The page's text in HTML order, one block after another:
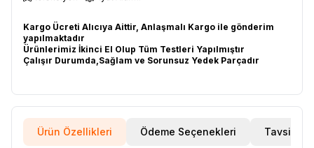
Kargo Ücreti Alıcıya Aittir, Anlaşmalı Kargo ile gönderim
yapılmaktadır
Ürünlerimiz İkinci El Olup Tüm Testleri Yapılmıştır
Çalışır Durumda,Sağlam ve Sorunsuz Yedek Parçadır
Ürün Özellikleri Ödeme Seçenekleri Tavsiye Et